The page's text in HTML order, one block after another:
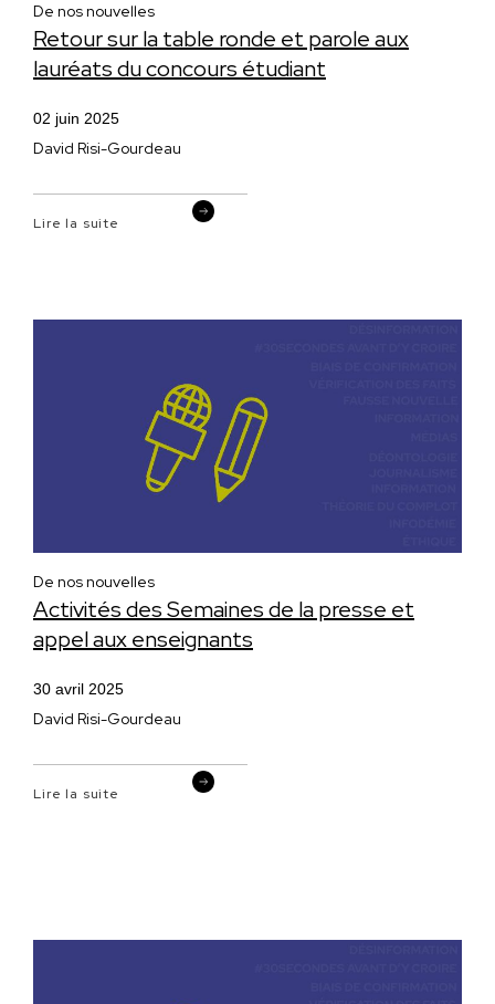
Retour sur la table ronde et parole aux
lauréats du concours étudiant
02 juin 2025
David Risi-Gourdeau
De nos nouvelles
Lire la suite
Activités des Semaines de la presse et
appel aux enseignants
30 avril 2025
David Risi-Gourdeau
De nos nouvelles
Lire la suite